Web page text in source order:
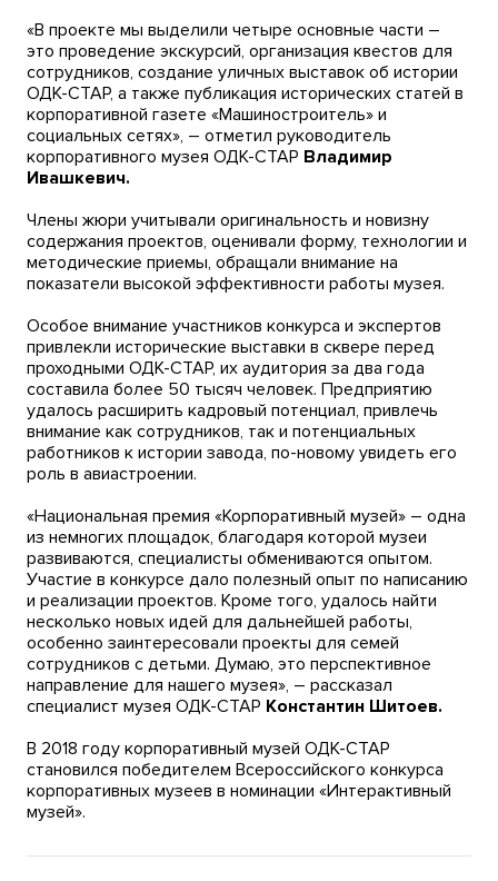
«В проекте мы выделили четыре основные части –
это проведение экскурсий, организация квестов для
сотрудников, создание уличных выставок об истории
ОДК-СТАР, а также публикация исторических статей в
корпоративной газете «Машиностроитель» и
социальных сетях», – отметил руководитель
корпоративного музея ОДК-СТАР Владимир
Ивашкевич.
Члены жюри учитывали оригинальность и новизну
содержания проектов, оценивали форму, технологии и
методические приемы, обращали внимание на
показатели высокой эффективности работы музея.
Особое внимание участников конкурса и экспертов
привлекли исторические выставки в сквере перед
проходными ОДК-СТАР, их аудитория за два года
составила более 50 тысяч человек. Предприятию
удалось расширить кадровый потенциал, привлечь
внимание как сотрудников, так и потенциальных
работников к истории завода, по-новому увидеть его
роль в авиастроении.
«Национальная премия «Корпоративный музей» – одна
из немногих площадок, благодаря которой музеи
развиваются, специалисты обмениваются опытом.
Участие в конкурсе дало полезный опыт по написанию
и реализации проектов. Кроме того, удалось найти
несколько новых идей для дальнейшей работы,
особенно заинтересовали проекты для семей
сотрудников с детьми. Думаю, это перспективное
направление для нашего музея», – рассказал
специалист музея ОДК-СТАР Константин Шитоев.
В 2018 году корпоративный музей ОДК-СТАР
становился победителем Всероссийского конкурса
корпоративных музеев в номинации «Интерактивный
музей».